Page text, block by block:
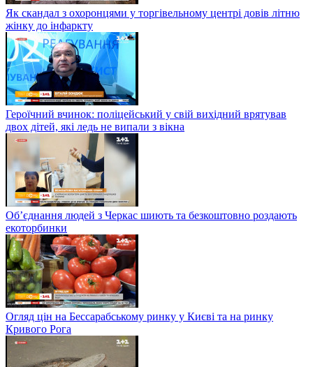
Як скандал з охоронцями у торгівельному центрі довів літню
жінку до інфаркту
Героїчний вчинок: поліцейський у свій вихідний врятував
двох дітей, які ледь не випали з вікна
Об’єднання людей з Черкас шиють та безкоштовно роздають
екоторбинки
Огляд цін на Бессарабському ринку у Києві та на ринку
Кривого Рога